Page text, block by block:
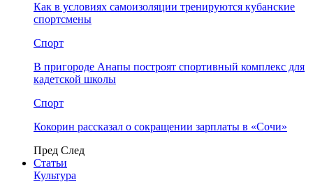
Как в условиях самоизоляции тренируются кубанские
спортсмены
Спорт
В пригороде Анапы построят спортивный комплекс для
кадетской школы
Спорт
Кокорин рассказал о сокращении зарплаты в «Сочи»
Пред След
Статьи
Культура